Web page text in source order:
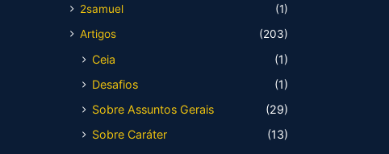
2samuel
(1)
Artigos
(203)
Ceia
(1)
Desafios
(1)
Sobre Assuntos Gerais
(29)
Sobre Caráter
(13)